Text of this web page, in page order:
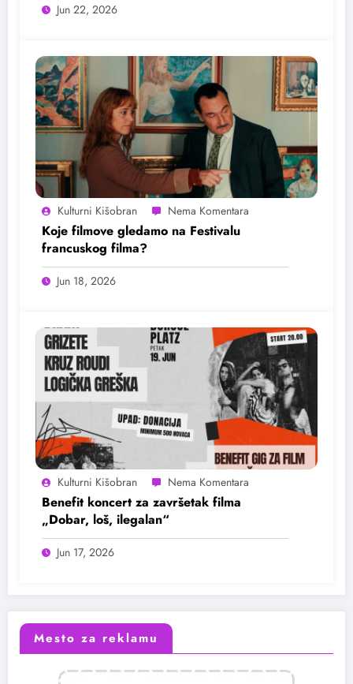
Jun 22, 2026
Kulturni Kišobran
Koje filmove gledamo na Festivalu
francuskog filma?
Jun 18, 2026
Kulturni Kišobran
Benefit koncert za završetak filma
„Dobar, loš, ilegalan“
Jun 17, 2026
Mesto za reklamu